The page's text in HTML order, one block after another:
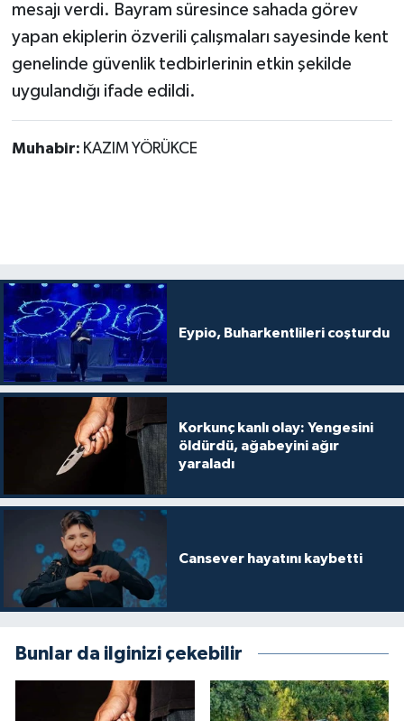
mesajı verdi. Bayram süresince sahada görev
yapan ekiplerin özverili çalışmaları sayesinde kent
genelinde güvenlik tedbirlerinin etkin şekilde
uygulandığı ifade edildi.
Muhabir: KAZIM YÖRÜKCE
Eypio, Buharkentlileri coşturdu
Korkunç kanlı olay: Yengesini
öldürdü, ağabeyini ağır
yaraladı
Cansever hayatını kaybetti
Bunlar da ilginizi çekebilir